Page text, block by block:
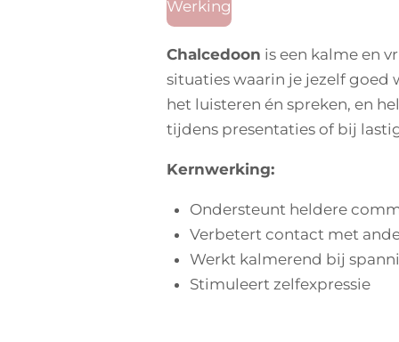
e
b
o
k
t
a
g
a
m
A
p
Werking
Chalcedoon is een kalme en
situaties waarin je jezelf
het luisteren én spreken, en
tijdens presentaties of bij
Kernwerking:
Ondersteunt heldere
Verbetert contact met
Werkt kalmerend bij
Stimuleert zelfexpressie